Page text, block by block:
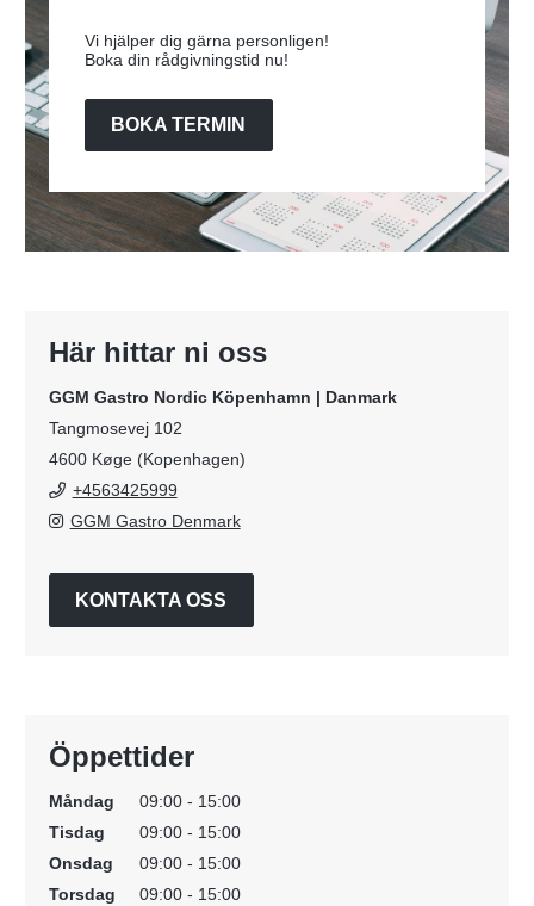
Vi hjälper dig gärna personligen!
Boka din rådgivningstid nu!
BOKA TERMIN
Här hittar ni oss
GGM Gastro Nordic Köpenhamn | Danmark
Tangmosevej 102
4600 Køge (Kopenhagen)
+4563425999
GGM Gastro Denmark
KONTAKTA OSS
Öppettider
Måndag
09:00 - 15:00
Tisdag
09:00 - 15:00
Onsdag
09:00 - 15:00
Torsdag
09:00 - 15:00